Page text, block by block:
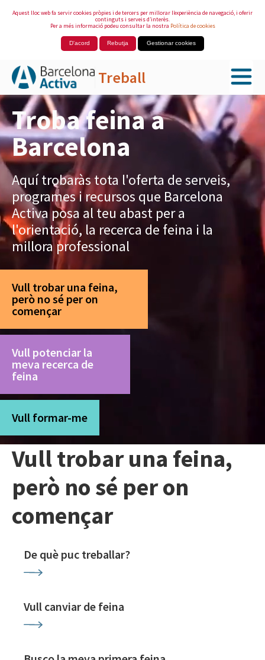
Aquest lloc web fa servir cookies pròpies i de tercers per millorar l’experiència de navegació, i oferir
continguts i serveis d’interès.
Per a més informació podeu consultar la nostra Política de cookies
D'acord Rebutja Gestionar cookies
Treball
Salta al contingut principal
Troba feina a
Barcelona
Aquí trobaràs tota l'oferta de serveis,
programes i recursos que Barcelona
Activa posa al teu abast per a
l'orientació, la recerca de feina i la
millora professional
Vull trobar una feina,
però no sé per on
començar
Vull potenciar la
meva recerca de
feina
Vull formar-me
Vull trobar una feina,
però no sé per on
començar
De què puc treballar?
Vull canviar de feina